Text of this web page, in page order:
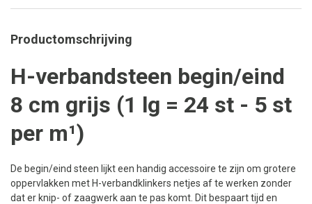
Productomschrijving
H-verbandsteen begin/eind
8 cm grijs (1 lg = 24 st - 5 st
per m¹)
De begin/eind steen lijkt een handig accessoire te zijn om grotere
oppervlakken met H-verbandklinkers netjes af te werken zonder
dat er knip- of zaagwerk aan te pas komt. Dit bespaart tijd en